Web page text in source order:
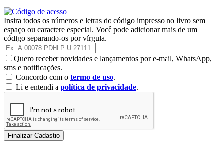
Insira todos os números e letras do código impresso no livro sem
espaço ou caractere especial. Você pode adicionar mais de um
código separando-os por vírgula.
Quero receber novidades e lançamentos por e-mail, WhatsApp,
sms e notificações.
Concordo com o termo de uso.
Li e entendi a política de privacidade.